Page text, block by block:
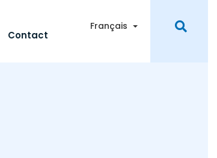
Contact
Français Toggle Dropdown